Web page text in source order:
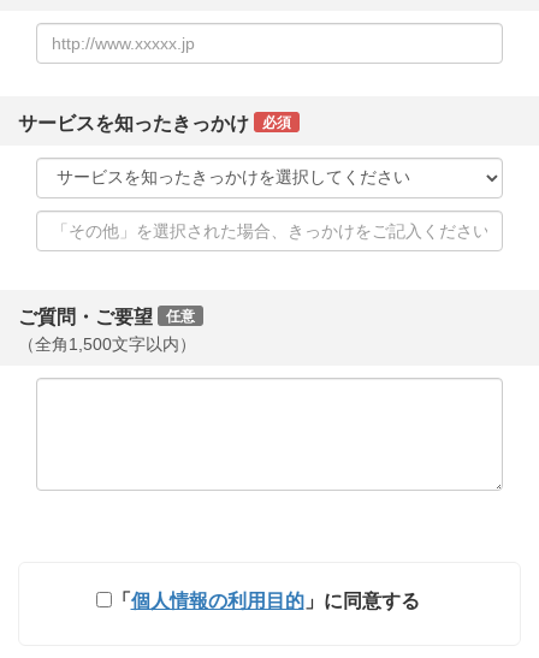
サービスを知ったきっかけ 必須
ご質問・ご要望 任意
（全角1,500文字以内）
「 個人情報の利用目的」に同意する